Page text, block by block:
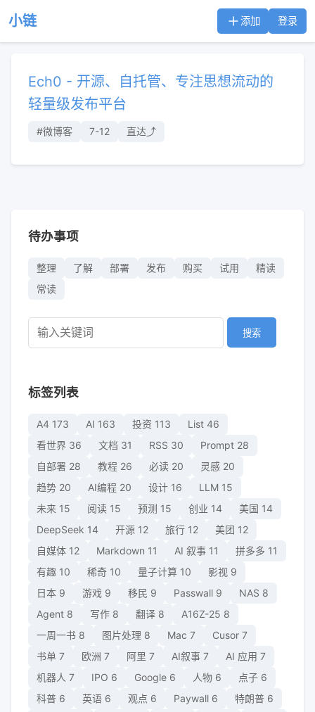
小链 添加 登录
Ech0 - 开源、自托管、专注思想流动的
轻量级发布平台
#微博客 7-12 直达⤴︎
待办事项
整理 了解 部署 发布 购买 试用
精读
常读
搜索
标签列表
A4 173 AI 163 投资 113 List 46
看世界 36 文档 31 RSS 30 Prompt 28
自部署 28 教程 26 必读 20 灵感 20
趋势 20 AI编程 20 设计 16 LLM 15
未来 15 阅读 15 预测 15 创业 14 美国 14
DeepSeek 14 开源 12 旅行 12 美团 12
自媒体 12 Markdown 11 AI 叙事 11 拼多多 11
有趣 10 稀奇 10 量子计算 10 影视 9
日本 9 游戏 9 移民 9 Passwall 9 NAS 8
Agent 8 写作 8 翻译 8 A16Z-25 8
一周一书 8 图片处理 8 Mac 7 Cusor 7
书单 7 欧洲 7 阿里 7 AI叙事 7 AI 应用 7
机器人 7 IPO 6 Google 6 人物 6 点子 6
科普 6 英语 6 观点 6 Paywall 6 特朗普 6